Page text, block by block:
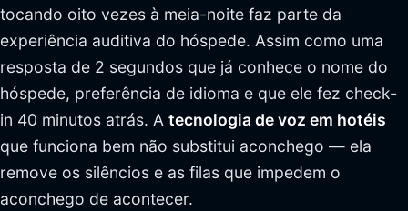
tocando oito vezes à meia-noite faz parte da
experiência auditiva do hóspede. Assim como uma
resposta de 2 segundos que já conhece o nome do
hóspede, preferência de idioma e que ele fez check-
in 40 minutos atrás. A tecnologia de voz em hotéis
que funciona bem não substitui aconchego — ela
remove os silêncios e as filas que impedem o
aconchego de acontecer.